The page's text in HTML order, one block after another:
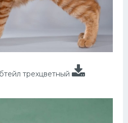
трехцветный